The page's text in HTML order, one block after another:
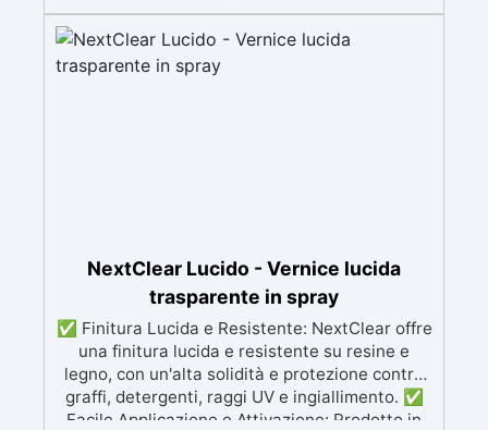
tempo. ✅ Facile Applicazione: Viene fornito in
formato spray e si applica facilmente con 2
mani leggere, a distanza di 2-3 ore l'una
brillantezza aggiuntiva, utilizzando grana 2000-
3000 e EpoxyPolish.
NextClear Lucido - Vernice lucida
trasparente in spray
✅ Finitura Lucida e Resistente: NextClear offre
una finitura lucida e resistente su resine e
legno, con un'alta solidità e protezione contro
graffi, detergenti, raggi UV e ingiallimento. ✅
Facile Applicazione e Attivazione: Prodotto in